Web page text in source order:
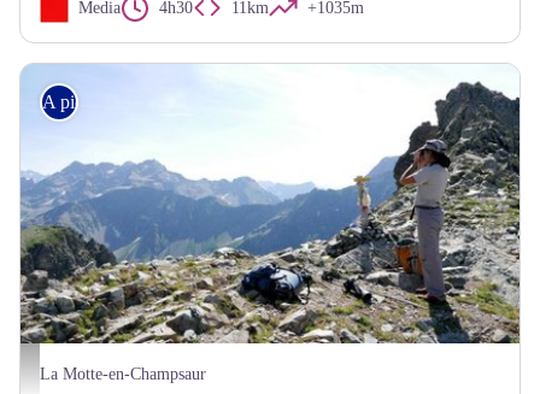
Media 4h30 11km +1035m
Col de Font Froide - Bernard Guidoni - Parc national des Ecrins
A piedi
La Motte-en-Champsaur